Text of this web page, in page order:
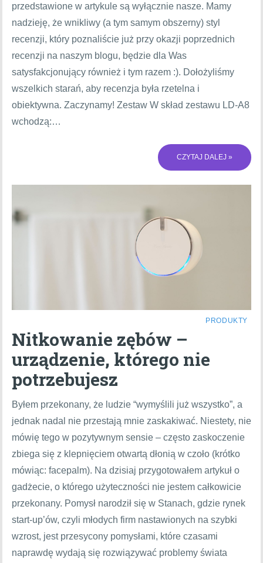
przedstawione w artykule są wyłącznie nasze. Mamy
nadzieję, że wnikliwy (a tym samym obszerny) styl
recenzji, który poznaliście już przy okazji poprzednich
recenzji na naszym blogu, będzie dla Was
satysfakcjonujący również i tym razem :). Dołożyliśmy
wszelkich starań, aby recenzja była rzetelna i
obiektywna. Zaczynamy! Zestaw W skład zestawu LD-A8
wchodzą:…
CZYTAJ DALEJ »
PRODUKTY
Nitkowanie zębów –
urządzenie, którego nie
potrzebujesz
Byłem przekonany, że ludzie “wymyślili już wszystko”, a
jednak nadal nie przestają mnie zaskakiwać. Niestety, nie
mówię tego w pozytywnym sensie – często zaskoczenie
zbiega się z klepnięciem otwartą dłonią w czoło (krótko
mówiąc: facepalm). Na dzisiaj przygotowałem artykuł o
gadżecie, o którego użyteczności nie jestem całkowicie
przekonany. Pomysł narodził się w Stanach, gdzie rynek
start-up’ów, czyli młodych firm nastawionych na szybki
wzrost, jest przesycony pomysłami, które czasami
naprawdę wydają się rozwiązywać problemy świata